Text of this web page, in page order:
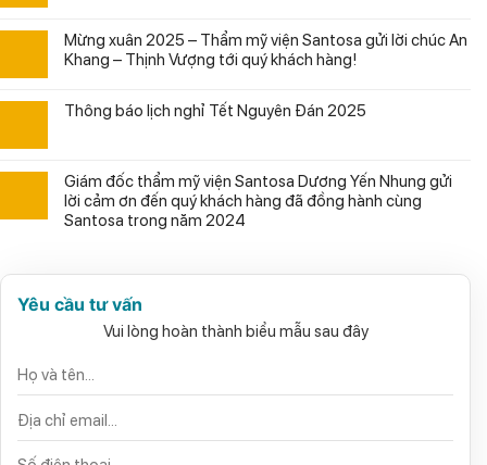
Mừng xuân 2025 – Thẩm mỹ viện Santosa gửi lời chúc An
Khang – Thịnh Vượng tới quý khách hàng!
Thông báo lịch nghỉ Tết Nguyên Đán 2025
Giám đốc thẩm mỹ viện Santosa Dương Yến Nhung gửi
lời cảm ơn đến quý khách hàng đã đồng hành cùng
Santosa trong năm 2024
Yêu cầu tư vấn
Vui lòng hoàn thành biểu mẫu sau đây